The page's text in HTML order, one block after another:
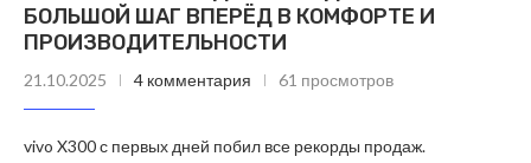
БОЛЬШОЙ ШАГ ВПЕРЁД В КОМФОРТЕ И
ПРОИЗВОДИТЕЛЬНОСТИ
21.10.2025 4 комментария 61 просмотров
vivo X300 с первых дней побил все рекорды продаж.